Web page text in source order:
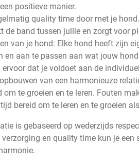
positieve manier.
quality time door met je
de band tussen jullie en zorgt voor
van je hond: Elke hond heeft zijn
en aan te passen aan wat jouw
dat je voldoet aan de
van een harmonieuze
om te groeien en te leren. Fouten
bereid om te leren en te groeien
is gebaseerd op wederzijds
en quality time kun je